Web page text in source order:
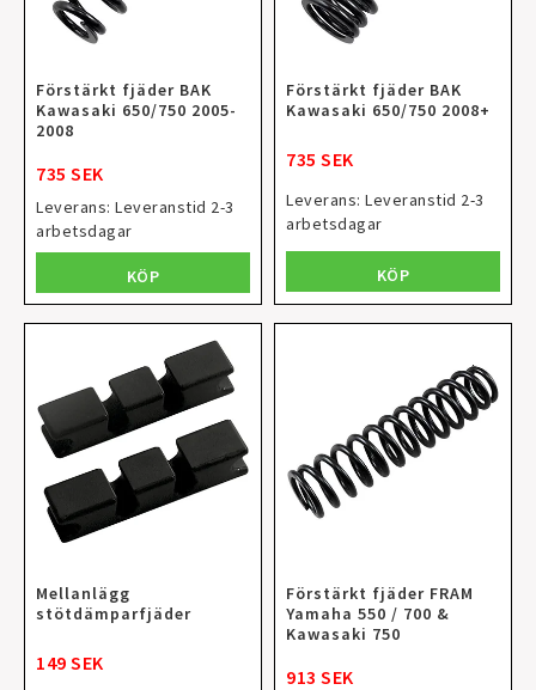
Förstärkt fjäder BAK
Kawasaki 650/750 2005-
2008
735 SEK
Leverans: Leveranstid 2-3
arbetsdagar
KÖP
Förstärkt fjäder BAK
Kawasaki 650/750 2008+
735 SEK
Leverans: Leveranstid 2-3
arbetsdagar
KÖP
Mellanlägg
stötdämparfjäder
149 SEK
Förstärkt fjäder FRAM
Yamaha 550 / 700 &
Kawasaki 750
913 SEK